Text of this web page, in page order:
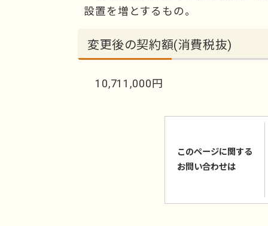
設置を増とするもの。
変更後の契約額(消費税抜)
10,711,000円
このページに関する
お問い合わせは